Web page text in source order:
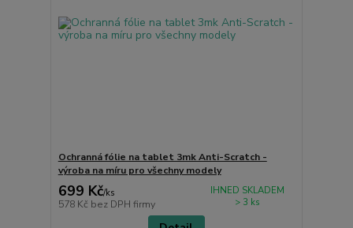
Ochranná fólie na tablet 3mk Anti-Scratch -
výroba na míru pro všechny modely
699 Kč/ks
578 Kč bez DPH firmy
IHNED SKLADEM
> 3 ks